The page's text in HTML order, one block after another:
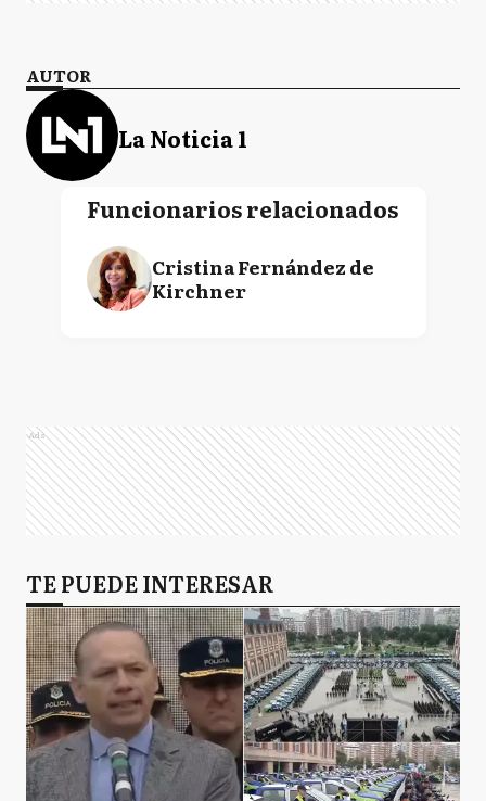
AUTOR
La Noticia 1
Funcionarios relacionados
Cristina Fernández de
Kirchner
Ads
TE PUEDE INTERESAR